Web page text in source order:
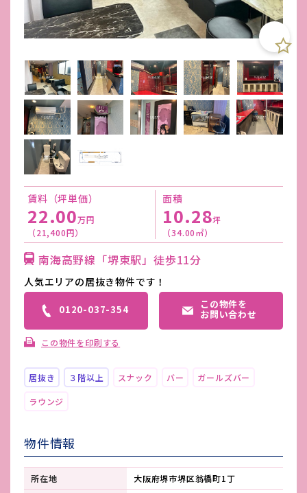
賃料（坪単価）
22.00万円
（21,400円）
面積
10.28坪
（34.00㎡）
南海高野線「堺東駅」徒歩11分
人気エリアの居抜き物件です！
0120-037-354 この物件を
お問い合わせ
この物件を印刷する
居抜き ３階以上 スナック バー ガールズバー
ラウンジ
物件情報
所在地
大阪府堺市堺区翁橋町1丁